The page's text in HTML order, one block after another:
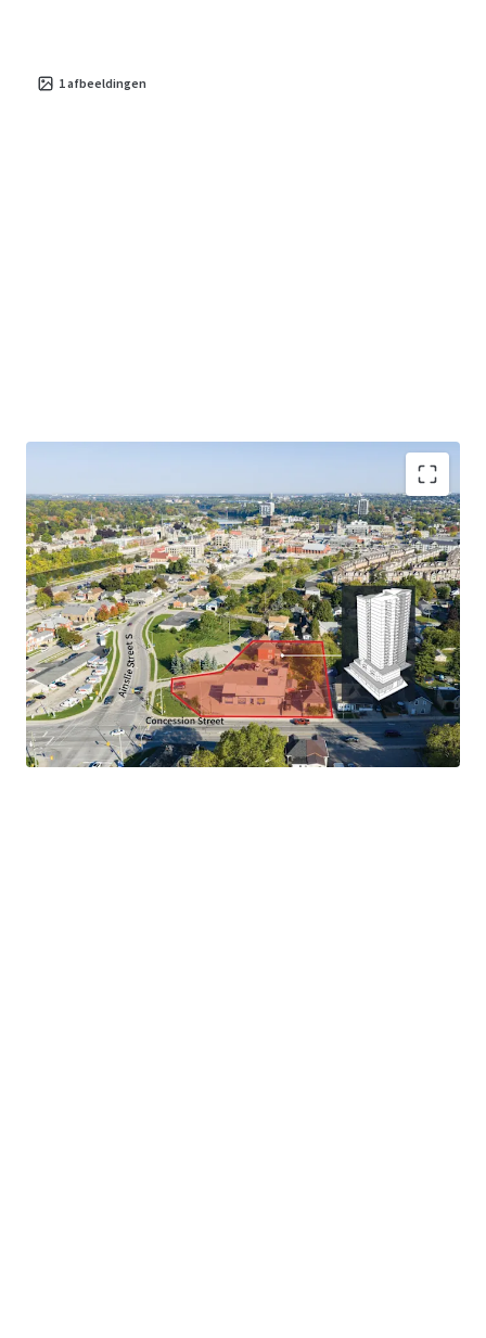
1afbeeldingen
High-Density Development Opportunity
Supportive Planning Framework
Prominent Location
Amenity Rich Offering